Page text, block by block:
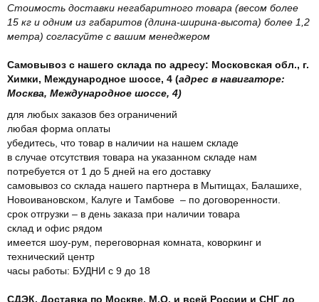
Стоимость доставки негабаритного товара (весом более
15 кг и одним из габаритов (длина-ширина-высота) более 1,2
метра) согласуйте с вашим менеджером
Самовывоз с нашего склада по адресу: Московская обл., г.
Химки, Международное шоссе, 4 (адрес в навигаторе:
Москва, Международное шоссе, 4)
для любых заказов без ограничений
любая форма оплаты
убедитесь, что товар в наличии на нашем складе
в случае отсутствия товара на указанном складе нам
потребуется от 1 до 5 дней на его доставку
самовывоз со склада нашего партнера в Мытищах, Балашихе,
Новоивановском, Калуге и Тамбове – по договоренности.
срок отгрузки – в день заказа при наличии товара
склад и офис рядом
имеется шоу-рум, переговорная комната, коворкинг и
технический центр
часы работы: БУДНИ с 9 до 18
СДЭК. Доставка по Москве, М.О. и всей России и СНГ до